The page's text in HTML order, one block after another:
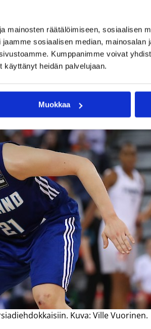
mainosten räätälöimiseen, sosiaalisen
sosiaalisen median, mainosalan
Kumppanimme voivat
käyttänyt heidän palvelujaan.
Muokkaa
ja motivoituneita
että Suomessa tapahtuu jotain
paljon hyviä pelaajia, joten
Kuva: Ville Vuorinen.